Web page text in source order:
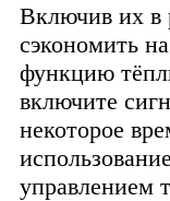
Включив их в
сэкономить
функцию
включите
некоторое
управлением